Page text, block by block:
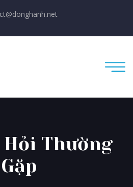
Hỏi Thường
Gặp